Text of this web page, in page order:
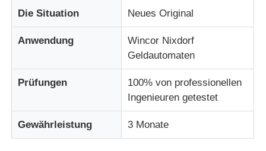
Über uns
Die Situation Neues Original
Anwendung
Wincor Nixdorf
Geldautomaten
Prüfungen
100% von professionellen
Ingenieuren getestet
Gewährleistung 3 Monate